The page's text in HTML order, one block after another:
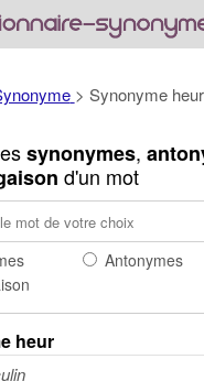
> Synonyme heur
synonymes,
d'un mot
Antonymes
heur